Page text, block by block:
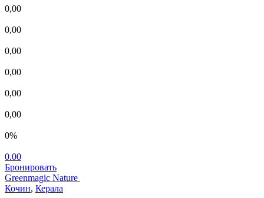
0,00
0,00
0,00
0,00
0,00
0,00
0%
0.00
Бронировать
Greenmagic Nature
Кочин, Керала